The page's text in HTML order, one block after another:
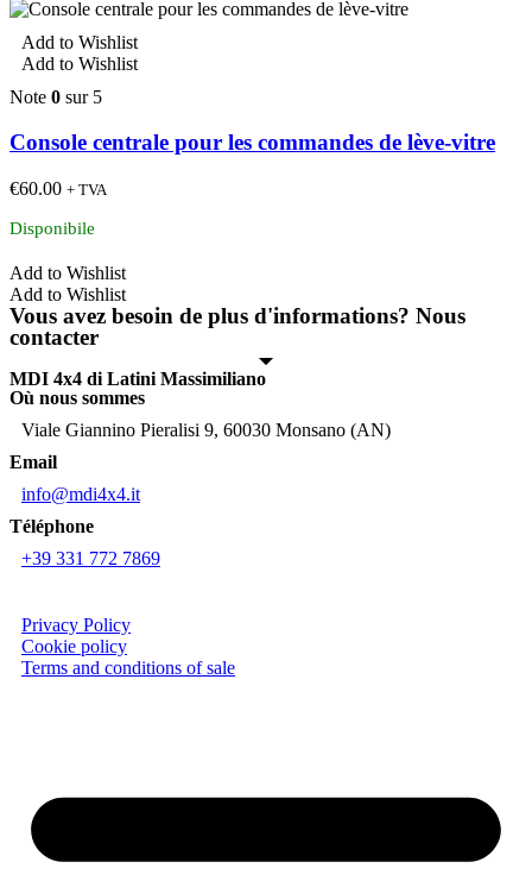
Add to Wishlist
Add to Wishlist
Note 0 sur 5
Console centrale pour les commandes de lève-vitre
€60.00 + TVA
Disponibile
Add to Wishlist
Add to Wishlist
Vous avez besoin de plus d'informations? Nous
contacter
MDI 4x4 di Latini Massimiliano
Où nous sommes
Viale Giannino Pieralisi 9, 60030 Monsano (AN)
Email
info@mdi4x4.it
Téléphone
+39 331 772 7869
Privacy Policy
Cookie policy
Terms and conditions of sale